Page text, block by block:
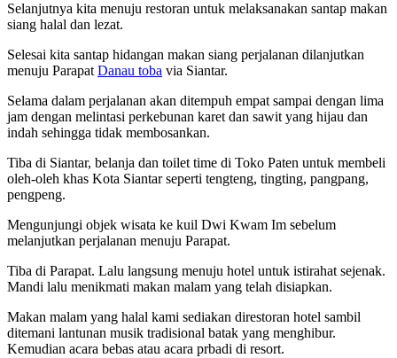
Selanjutnya kita menuju restoran untuk melaksanakan santap makan
siang halal dan lezat.
Selesai kita santap hidangan makan siang perjalanan dilanjutkan
menuju Parapat Danau toba via Siantar.
Selama dalam perjalanan akan ditempuh empat sampai dengan lima
jam dengan melintasi perkebunan karet dan sawit yang hijau dan
indah sehingga tidak membosankan.
Tiba di Siantar, belanja dan toilet time di Toko Paten untuk membeli
oleh-oleh khas Kota Siantar seperti tengteng, tingting, pangpang,
pengpeng.
Mengunjungi objek wisata ke kuil Dwi Kwam Im sebelum
melanjutkan perjalanan menuju Parapat.
Tiba di Parapat. Lalu langsung menuju hotel untuk istirahat sejenak.
Mandi lalu menikmati makan malam yang telah disiapkan.
Makan malam yang halal kami sediakan direstoran hotel sambil
ditemani lantunan musik tradisional batak yang menghibur.
Kemudian acara bebas atau acara prbadi di resort.